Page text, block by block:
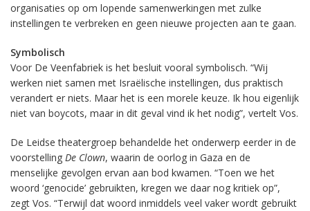
organisaties op om lopende samenwerkingen met zulke
instellingen te verbreken en geen nieuwe projecten aan te gaan.
Symbolisch
Voor De Veenfabriek is het besluit vooral symbolisch. “Wij
werken niet samen met Israëlische instellingen, dus praktisch
verandert er niets. Maar het is een morele keuze. Ik hou eigenlijk
niet van boycots, maar in dit geval vind ik het nodig”, vertelt Vos.
De Leidse theatergroep behandelde het onderwerp eerder in de
voorstelling De Clown, waarin de oorlog in Gaza en de
menselijke gevolgen ervan aan bod kwamen. “Toen we het
woord ‘genocide’ gebruikten, kregen we daar nog kritiek op”,
zegt Vos. “Terwijl dat woord inmiddels veel vaker wordt gebruikt